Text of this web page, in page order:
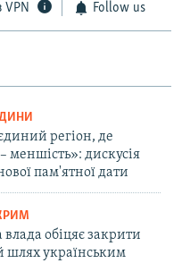
VPN Follow us
регіон, де
меншість»: дискусія
пам'ятної дати
влада обіцяє закрити
шлях українським